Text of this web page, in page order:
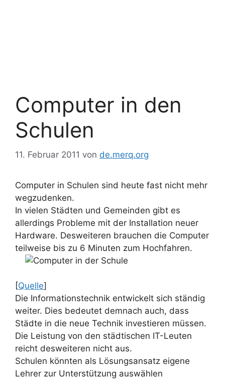
Computer in den
Schulen
11. Februar 2011 von de.merq.org
Computer in Schulen sind heute fast nicht mehr
wegzudenken.
In vielen Städten und Gemeinden gibt es
allerdings Probleme mit der Installation neuer
Hardware. Desweiteren brauchen die Computer
teilweise bis zu 6 Minuten zum Hochfahren.
[Quelle]
Die Informationstechnik entwickelt sich ständig
weiter. Dies bedeutet demnach auch, dass
Städte in die neue Technik investieren müssen.
Die Leistung von den städtischen IT-Leuten
reicht desweiteren nicht aus.
Schulen könnten als Lösungsansatz eigene
Lehrer zur Unterstützung auswählen